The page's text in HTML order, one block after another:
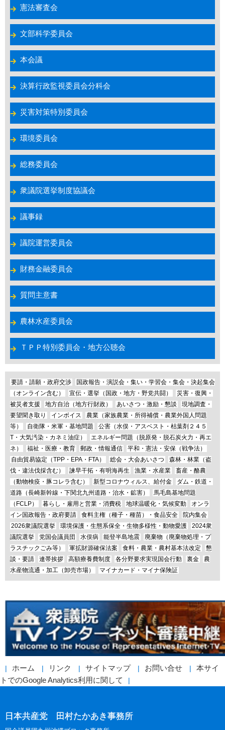
憲法審査会
文部科学委員会
本会議
決算行政監視委員会分科会
災害対策特別委員会
環境委員会
総務委員会
衆議院選挙制度協議会
議事録
議院運営委員会
財務金融委員会
質問主意書
農林水産委員会
ＴＰＰ特別委員会・地方公聴会
要請・請願・政府交渉
国政報告・演説会・集い・学習会・集会・決起集会
（オンライン含む）
宣伝・選挙（国政・地方・野党共闘）
災害・復興・
被災者支援
地方自治（地方行財政） あいさつ・激励・懇談
現地調査・
要望聞き取り
インボイス
農業（家族農業・所得補償・農業外国人問題
等）
自衛隊・米軍・基地問題
公害（水俣・アスベスト・枯葉剤２４５
T・大気汚染・カネミ油症）
エネルギー問題（脱原発・脱石炭火力・再エ
ネ）
福祉・医療・教育 郵政・情報通信
平和・憲法・安保（戦争法）
自由貿易協定（TPP・EPA・FTA）
総会・大会あいさつ
森林・林業（盗
伐・違法伐採含む）
諫早干拓・有明海再生 漁業・水産業
畜産・酪農
（動物検疫・豚コレラ含む）
新型コロナウィルス、給付金
ダム・鉄道・
道路（長崎新幹線・下関北九州道路・治水・鉱害）
馬毛島基地問題
（FCLP）
暮らし・雇用と営業・消費税 地球温暖化・気候変動
オンラ
イン国政報告・政府要請
食料主権（種子・種苗）・食品安全
院内集会
2026衆議院選挙
環境保護・生態系保全・生物多様性・動物愛護
2024衆
議院選挙
党国会議員団 水俣病 能登半島地震
廃棄物（廃棄物処理・プ
ラスチックごみ等）
軍拡財源確保法案 食料・農業・農村基本法改定
懇
談・要請
連帯挨拶 高額療養費制度 各分野要求実現国会行動 裏金
農
水産物流通・加工（卸売市場）
マイナカード・マイナ保険証
ホーム リンク サイトマップ お問い合せ
本サイ
トでのGoogle Analytics利用に関して
日本共産党 田村たかあき事務所